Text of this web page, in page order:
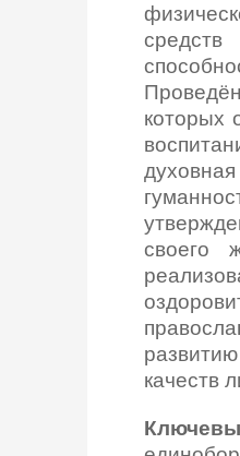
которых
своего
качеств